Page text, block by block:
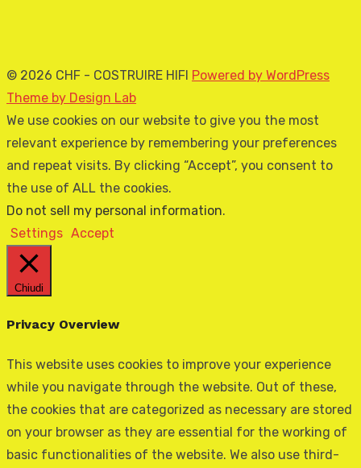
© 2026 CHF - COSTRUIRE HIFI Powered by WordPress
Theme by Design Lab
We use cookies on our website to give you the most
relevant experience by remembering your preferences
and repeat visits. By clicking “Accept”, you consent to
the use of ALL the cookies.
Do not sell my personal information.
Settings Accept
Chiudi
Privacy Overview
This website uses cookies to improve your experience
while you navigate through the website. Out of these,
the cookies that are categorized as necessary are stored
on your browser as they are essential for the working of
basic functionalities of the website. We also use third-